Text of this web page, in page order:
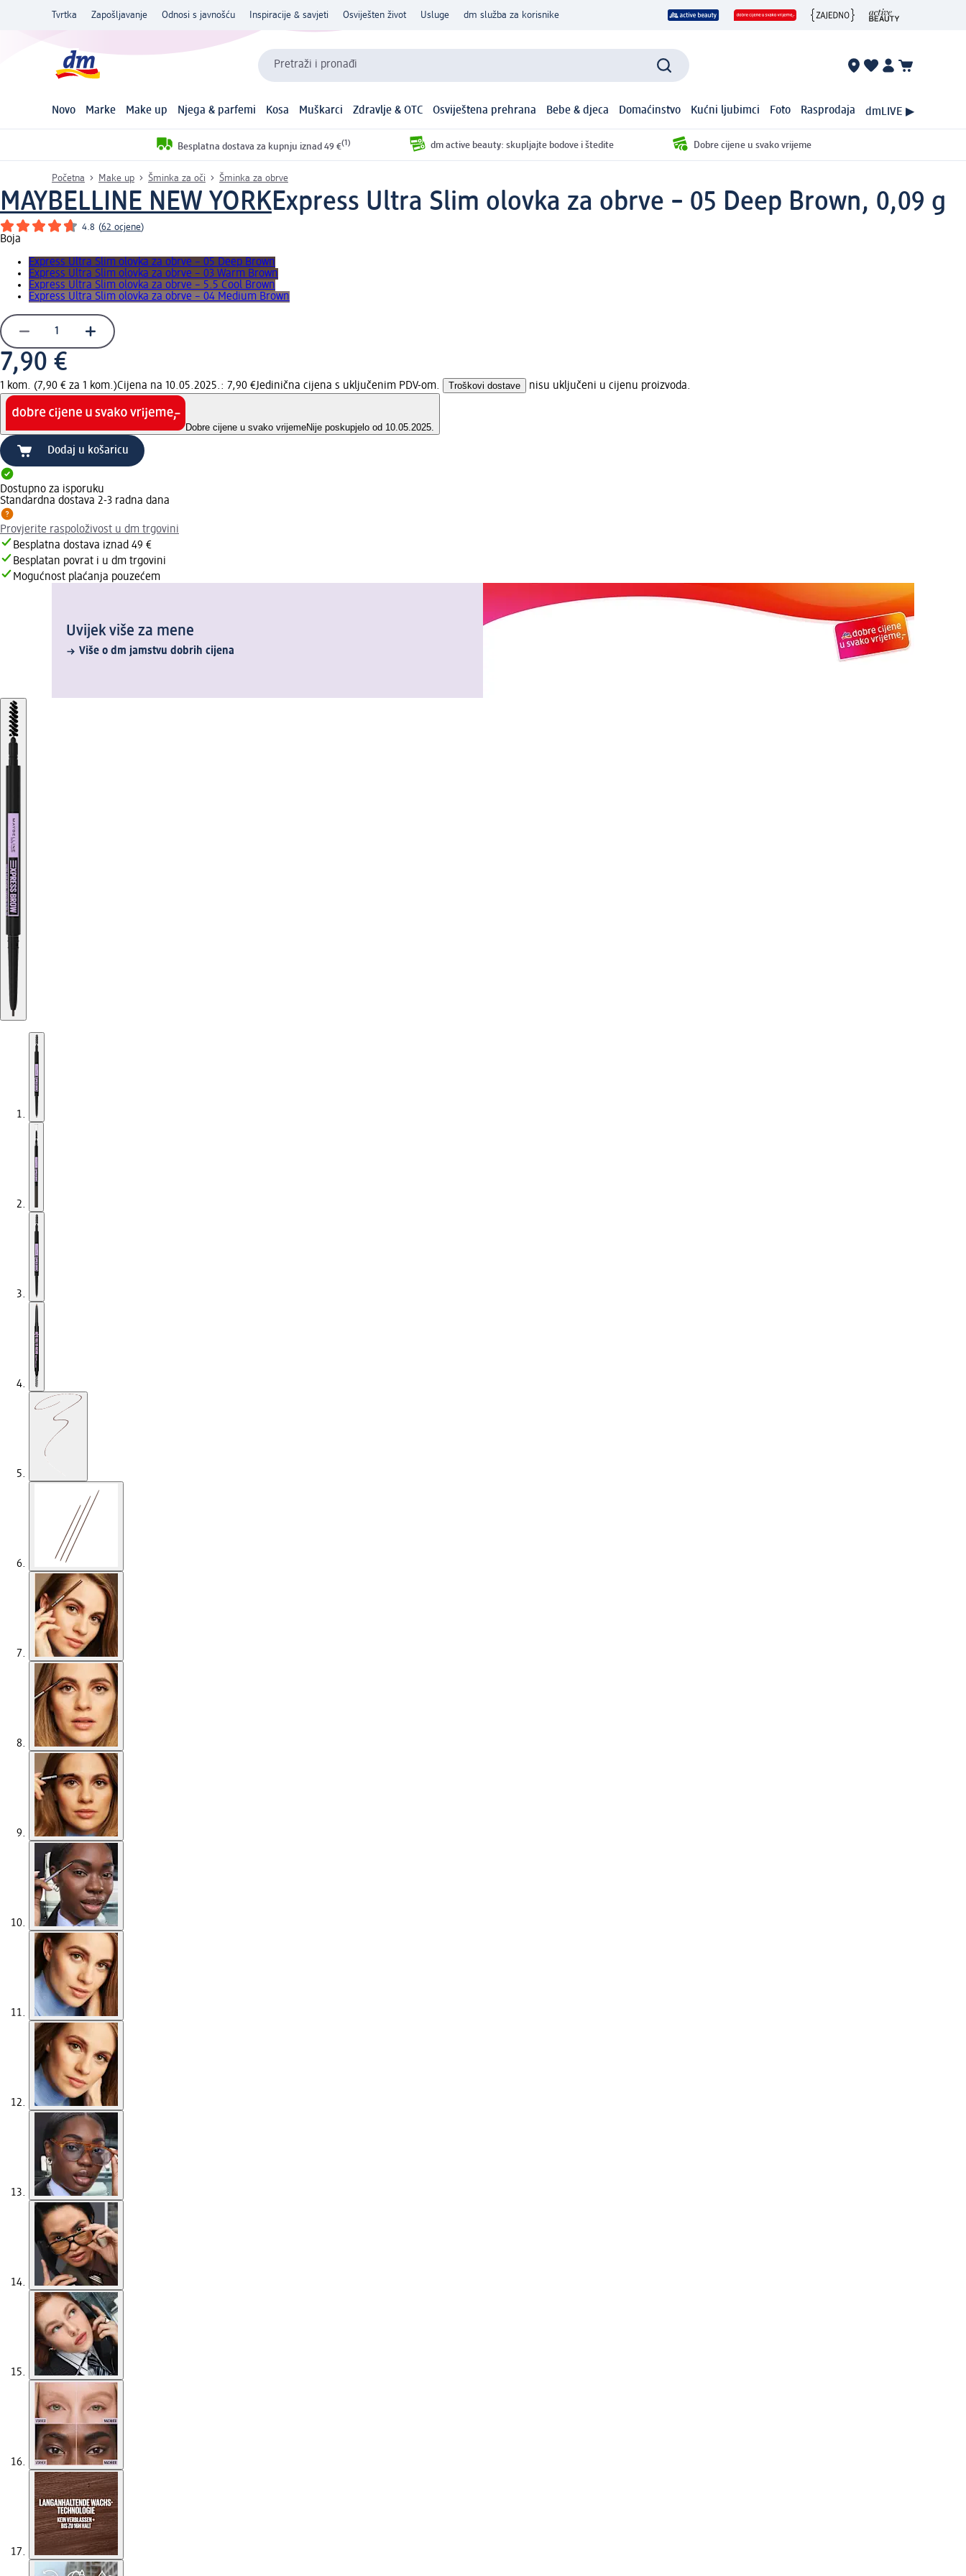
Tvrtka Zapošljavanje Odnosi s javnošću Inspiracije & savjeti Osviješten život Usluge dm služba za korisnike
Pretraži i pronađi
Novo Marke Make up Njega & parfemi Kosa Muškarci Zdravlje & OTC Osviještena prehrana Bebe & djeca Domaćinstvo Kućni ljubimci Foto Rasprodaja dmLIVE ▶
Besplatna dostava za kupnju iznad 49 €(1) dm active beauty: skupljajte bodove i štedite Dobre cijene u svako vrijeme
Početna Make up Šminka za oči Šminka za obrve
MAYBELLINE NEW YORKExpress Ultra Slim olovka za obrve – 05 Deep Brown, 0,09 g
4.8 (62 ocjene)
Boja
Express Ultra Slim olovka za obrve – 05 Deep Brown
Express Ultra Slim olovka za obrve – 03 Warm Brown
Express Ultra Slim olovka za obrve – 5.5 Cool Brown
Express Ultra Slim olovka za obrve – 04 Medium Brown
7,90 €
1 kom. (7,90 € za 1 kom.)Cijena na 10.05.2025.: 7,90 €Jedinična cijena s uključenim PDV-om. Troškovi dostave nisu uključeni u cijenu proizvoda.
Dobre cijene u svako vrijemeNije poskupjelo od 10.05.2025.
Dodaj u košaricu
Dostupno za isporuku
Standardna dostava 2-3 radna dana
Provjerite raspoloživost u dm trgovini
Besplatna dostava iznad 49 €
Besplatan povrat i u dm trgovini
Mogućnost plaćanja pouzećem
Uvijek više za mene
Više o dm jamstvu dobrih cijena